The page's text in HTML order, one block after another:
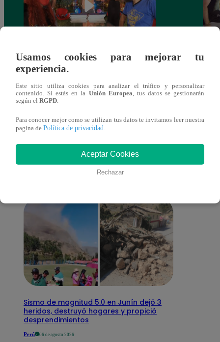
Monique Pardo y Adriana Zubiate jugaron
a la ‘Carta dulce’ en Noche de Patas
También te puede
interesar
Sismo de magnitud 5.0 en Junín dejó 3
heridos, destruyó hogares y propició
desprendimientos
Perú 06 de agosto 2026
Usamos cookies para mejorar tu
experiencia.
Este sitio utiliza cookies para analizar el tráfico y personalizar
contenido. Si estás en la Unión Europea , tus datos se gestionarán
según el RGPD
Para conocer mejor como se utilizan tus datos te invitamos leer nuestra
pagina de Política de privacidad
Aceptar Cookies
Rechazar